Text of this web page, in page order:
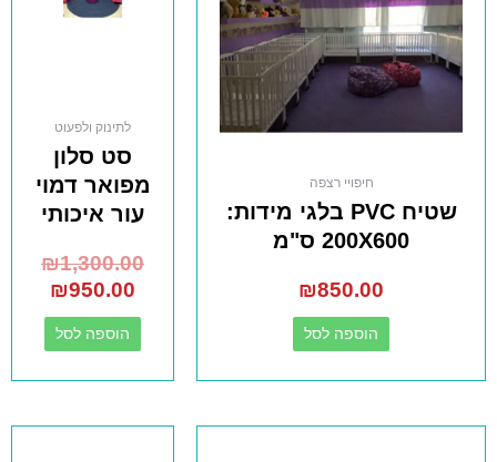
חיפויי רצפה
שטיח PVC בלגי מידות:
200X600 ס"מ
₪850.00
הוספה לסל
לתינוק ולפעוט
סט סלון
מפואר דמוי
עור איכותי
₪1,300.00
₪950.00
הוספה לסל